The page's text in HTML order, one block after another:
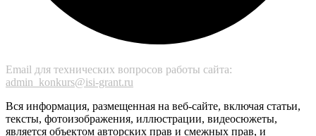
Email для технических вопросов работы сайта:
admin_konkurs@isi-grant.ru
Вся информация, размещенная на веб-сайте, включая статьи,
тексты, фотоизображения, иллюстрации, видеосюжеты,
является объектом авторских прав и смежных прав, и